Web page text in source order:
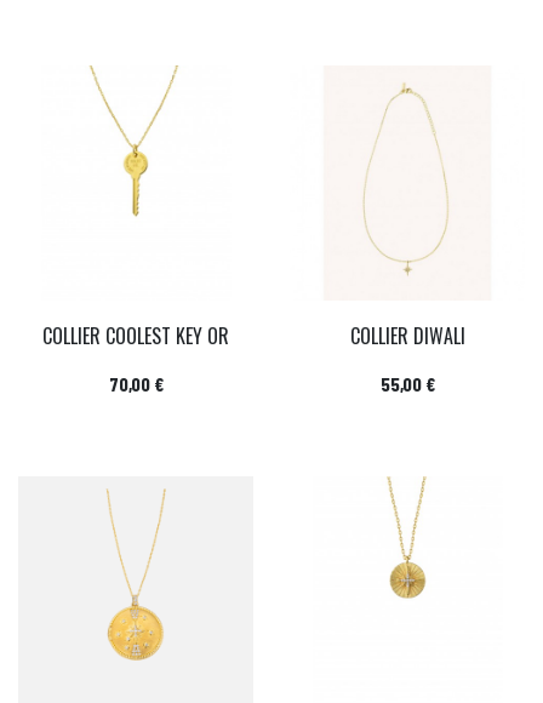
COLLIER COOLEST KEY OR
Prix
70,00 €
COLLIER DIWALI
Prix
55,00 €